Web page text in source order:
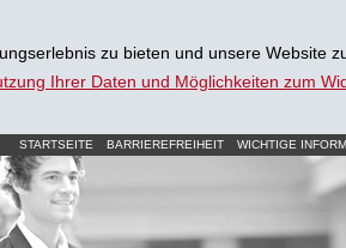
zu bieten und unsere Website
Ihrer Daten und Möglichkeiten zum
STARTSEITE BARRIEREFREIHEIT WICHTIGE